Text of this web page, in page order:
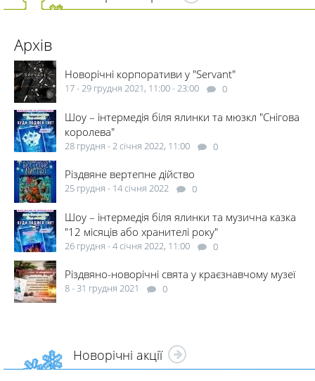
Архів
Новорічні корпоративи у "Servant"
17 - 29 грудня 2021, 11:00 - 23:00 0
Шоу – інтермедія біля ялинки та мюзкл "Снігова
королева"
28 грудня - 2 січня 2022, 11:00 0
Різдвяне вертепне дійство
25 грудня - 14 січня 2022 0
Шоу – інтермедія біля ялинки та музична казка
"12 місяців або хранителі року"
26 грудня - 4 січня 2022, 11:00 0
Різдвяно-новорічні свята у краєзнавчому музеї
8 - 31 грудня 2021 0
Новорічні акції